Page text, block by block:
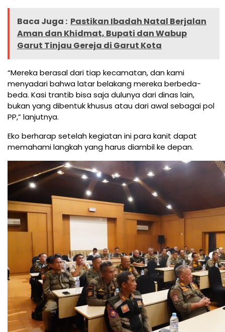
Baca Juga : Pastikan Ibadah Natal Berjalan
Aman dan Khidmat, Bupati dan Wabup
Garut Tinjau Gereja di Garut Kota
“Mereka berasal dari tiap kecamatan, dan kami
menyadari bahwa latar belakang mereka berbeda-
beda. Kasi trantib bisa saja dulunya dari dinas lain,
bukan yang dibentuk khusus atau dari awal sebagai pol
PP,” lanjutnya.
Eko berharap setelah kegiatan ini para kanit dapat
memahami langkah yang harus diambil ke depan.